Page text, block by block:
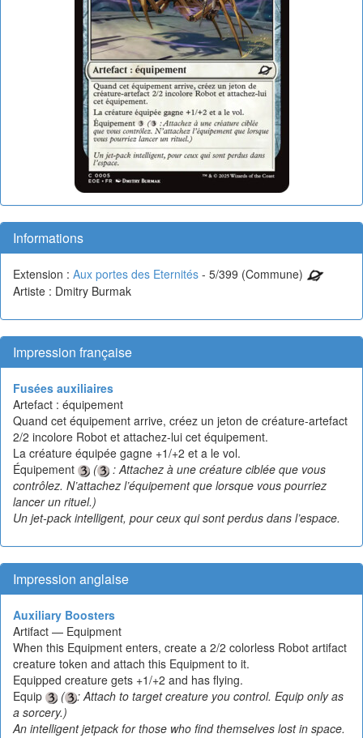
Informations
Extension : Aux portes des Eternités - 5/399 (Commune)
Artiste : Dmitry Burmak
Impression française
Fusées auxiliaires
Artefact : équipement
Quand cet équipement arrive, créez un jeton de créature-artefact
2/2 incolore Robot et attachez-lui cet équipement.
La créature équipée gagne +1/+2 et a le vol.
Équipement
(
: Attachez à une créature ciblée que vous
contrôlez. N’attachez l’équipement que lorsque vous pourriez
lancer un rituel.)
Un jet-pack intelligent, pour ceux qui sont perdus dans l’espace.
Impression anglaise
Auxiliary Boosters
Artifact — Equipment
When this Equipment enters, create a 2/2 colorless Robot artifact
creature token and attach this Equipment to it.
Equipped creature gets +1/+2 and has flying.
Equip
(
: Attach to target creature you control. Equip only as
a sorcery.)
An intelligent jetpack for those who find themselves lost in space.